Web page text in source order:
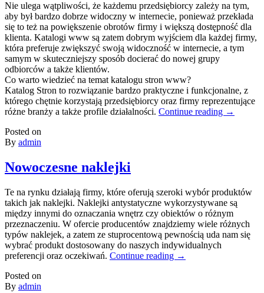
Nie ulega wątpliwości, że każdemu przedsiębiorcy zależy na tym,
aby był bardzo dobrze widoczny w internecie, ponieważ przekłada
się to też na powiększenie obrotów firmy i większą dostępność dla
klienta. Katalogi www są zatem dobrym wyjściem dla każdej firmy,
która preferuje zwiększyć swoją widoczność w internecie, a tym
samym w skuteczniejszy sposób docierać do nowej grupy
odbiorców a także klientów.
Co warto wiedzieć na temat katalogu stron www?
Katalog Stron to rozwiązanie bardzo praktyczne i funkcjonalne, z
którego chętnie korzystają przedsiębiorcy oraz firmy reprezentujące
różne branży a także profile działalności. Continue reading →
Posted on
By admin
Nowoczesne naklejki
Te na rynku działają firmy, które oferują szeroki wybór produktów
takich jak naklejki. Naklejki antystatyczne wykorzystywane są
między innymi do oznaczania wnętrz czy obiektów o różnym
przeznaczeniu. W ofercie producentów znajdziemy wiele różnych
typów naklejek, a zatem ze stuprocentową pewnością uda nam się
wybrać produkt dostosowany do naszych indywidualnych
preferencji oraz oczekiwań. Continue reading →
Posted on
By admin